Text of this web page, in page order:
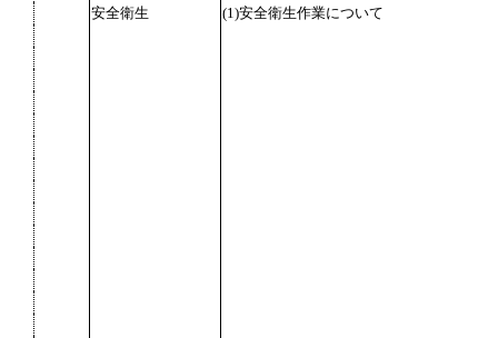
安全衛生 (1)安全衛生作業について